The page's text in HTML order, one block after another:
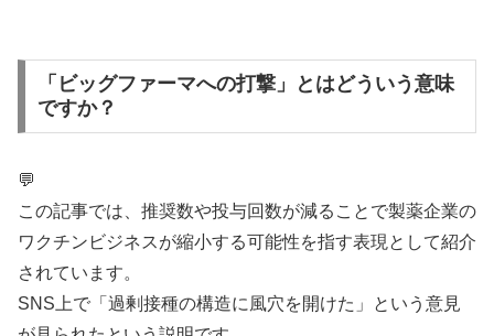
「ビッグファーマへの打撃」とはどういう意味
ですか？
💬
この記事では、推奨数や投与回数が減ることで製薬企業の
ワクチンビジネスが縮小する可能性を指す表現として紹介
されています。
SNS上で「過剰接種の構造に風穴を開けた」という意見